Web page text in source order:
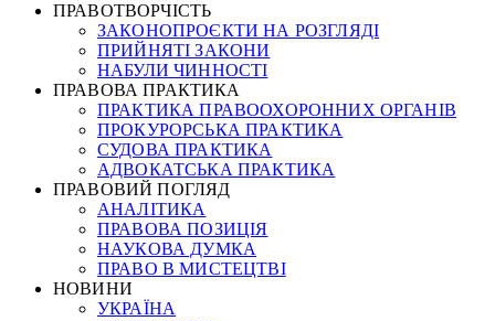
ПРАВОТВОРЧІСТЬ
ЗАКОНОПРОЄКТИ НА РОЗГЛЯДІ
ПРИЙНЯТІ ЗАКОНИ
НАБУЛИ ЧИННОСТІ
ПРАВОВА ПРАКТИКА
ПРАКТИКА ПРАВООХОРОННИХ ОРГАНІВ
ПРОКУРОРСЬКА ПРАКТИКА
СУДОВА ПРАКТИКА
АДВОКАТСЬКА ПРАКТИКА
ПРАВОВИЙ ПОГЛЯД
АНАЛІТИКА
ПРАВОВА ПОЗИЦІЯ
НАУКОВА ДУМКА
ПРАВО В МИСТЕЦТВІ
НОВИНИ
УКРАЇНА